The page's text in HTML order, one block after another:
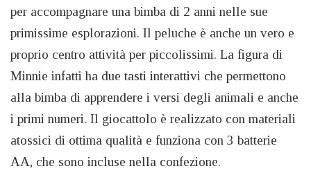
per accompagnare una bimba di 2 anni nelle sue
primissime esplorazioni. Il peluche è anche un vero e
proprio centro attività per piccolissimi. La figura di
Minnie infatti ha due tasti interattivi che permettono
alla bimba di apprendere i versi degli animali e anche
i primi numeri. Il giocattolo è realizzato con materiali
atossici di ottima qualità e funziona con 3 batterie
AA, che sono incluse nella confezione.